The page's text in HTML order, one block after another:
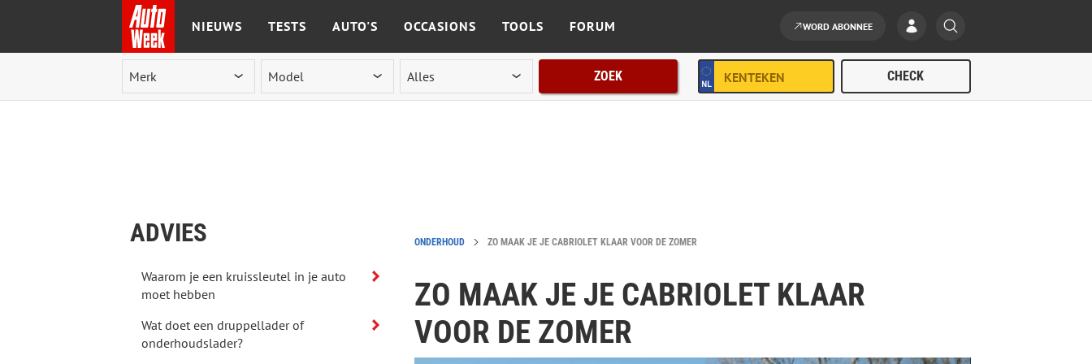
Ga naar de inhoud
NIEUWS TESTS AUTO'S OCCASIONS TOOLS FORUM WORD ABONNEE
ZOEK
ONDERHOUD ZO MAAK JE JE CABRIOLET KLAAR VOOR DE ZOMER
ZO MAAK JE JE CABRIOLET KLAAR
VOOR DE ZOMER
ADVIES
Waarom je een kruissleutel in je auto
moet hebben
Wat doet een druppellader of
onderhoudslader?